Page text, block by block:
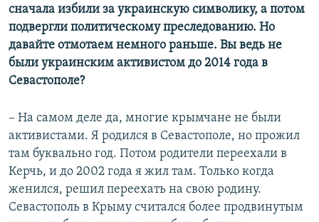
сначала избили за украинскую символику, а потом
подвергли политическому преследованию. Но
давайте отмотаем немного раньше. Вы ведь не
были украинским активистом до 2014 года в
Севастополе?
– На самом деле да, многие крымчане не были
активистами. Я родился в Севастополе, но прожил
там буквально год. Потом родители переехали в
Керчь, и до 2002 года я жил там. Только когда
женился, решил переехать на свою родину.
Севастополь в Крыму считался более продвинутым